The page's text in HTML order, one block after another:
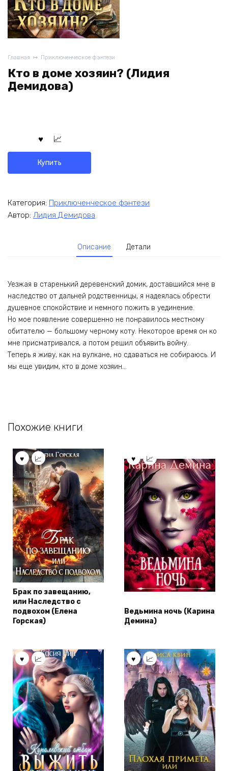
Главная Приключенческое фэнтези
Кто в доме хозяин? (Лидия
Демидова)
Купить
Категория: Приключенческое фэнтези
Автор: Лидия Демидова
Описание Детали
Уезжая в старенький деревенский домик, доставшийся мне в
наследство от дальней родственницы, я надеялась обрести
душевное спокойствие и немного пожить в уединение.
Но мое появление совершенно не понравилось местному
обитателю — большому черному коту. Некоторое время он ко
мне присматривался, а потом решил объявить войну.
Теперь я живу, как на вулкане, но сдаваться не собираюсь. И
мы еще увидим, кто в доме хозяин…
Похожие книги
Брак по завещанию,
или Наследство с
подвохом (Елена
Горская)
Ведьмина ночь (Карина
Демина)